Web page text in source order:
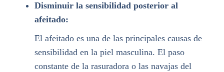
Disminuir la sensibilidad posterior al
afeitado:
El afeitado es una de las principales causas de
sensibilidad en la piel masculina. El paso
constante de la rasuradora o las navajas del